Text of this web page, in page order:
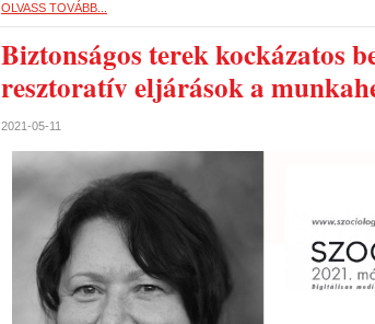
OLVASS TOVÁBB...
Biztonságos terek kockázatos
resztoratív eljárások a
2021-05-11